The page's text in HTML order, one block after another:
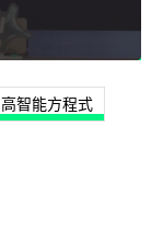
高智能方程式